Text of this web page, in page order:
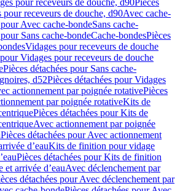
pour receveurs de douche, d90Pièces
pour receveurs de douche, d90Avec cache-
Avec cache-bondeSans cache-
Sans cache-bondeCache-bondesPièces
Vidages pour receveurs de douche
Vidages pour receveurs de douche
Pièces détachées pour Sans cache-
d52Pièces détachées pour Vidages
actionnement par poignée rotativePièces
par poignée rotativeKits de
Pièces détachées pour Kits de
Avec actionnement par poignée
Pièces détachées pour Avec actionnement
d’eauKits de finition pour vidage
Pièces détachées pour Kits de finition
arrivée d’eauAvec déclenchement par
détachées pour Avec déclenchement par